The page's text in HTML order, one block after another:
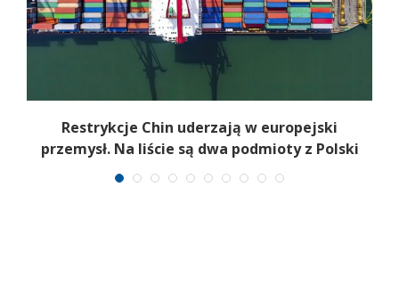
Restrykcje Chin uderzają w europejski
przemysł. Na liście są dwa podmioty z Polski